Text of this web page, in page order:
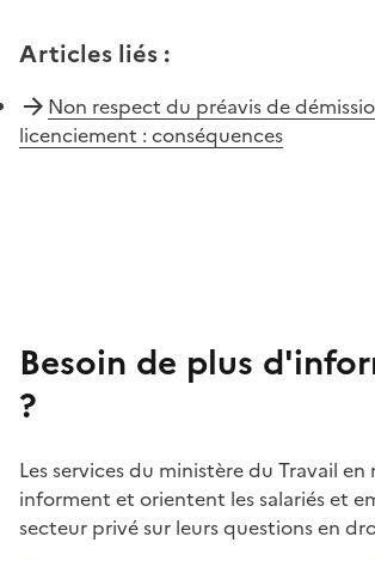
Articles liés :
Non respect du préavis de
licenciement : conséquences
Besoin de plus
?
Les services du ministère du Travail en
informent et orientent les salariés et
secteur privé sur leurs questions en